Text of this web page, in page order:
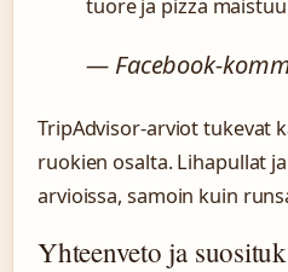
tuore ja pizza
— Facebook-
TripAdvisor-arviot tukevat
ruokien osalta. Lihapullat
arvioissa, samoin kuin
Yhteenveto ja